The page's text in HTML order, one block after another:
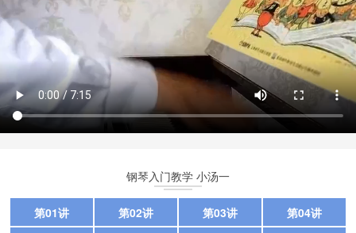
钢琴入门教学 小汤一
第01讲 第02讲 第03讲
第04讲